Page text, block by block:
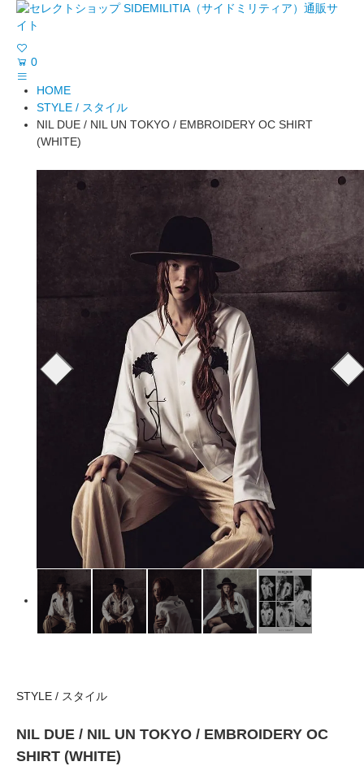
0
HOME
STYLE / スタイル
NIL DUE / NIL UN TOKYO / EMBROIDERY OC SHIRT
(WHITE)
STYLE / スタイル
NIL DUE / NIL UN TOKYO / EMBROIDERY OC
SHIRT (WHITE)